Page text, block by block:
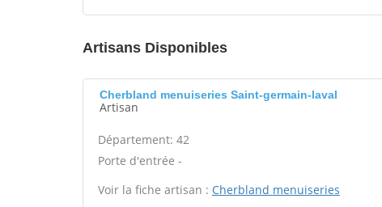
Artisans Disponibles
Cherbland menuiseries Saint-germain-laval
Artisan
Département: 42
Porte d'entrée -
Voir la fiche artisan : Cherbland menuiseries